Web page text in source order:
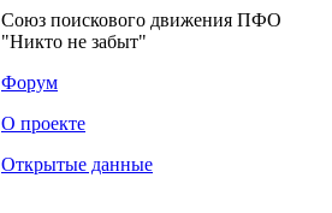
Союз поискового движения ПФО
"Никто не забыт"
Форум
О проекте
Открытые данные